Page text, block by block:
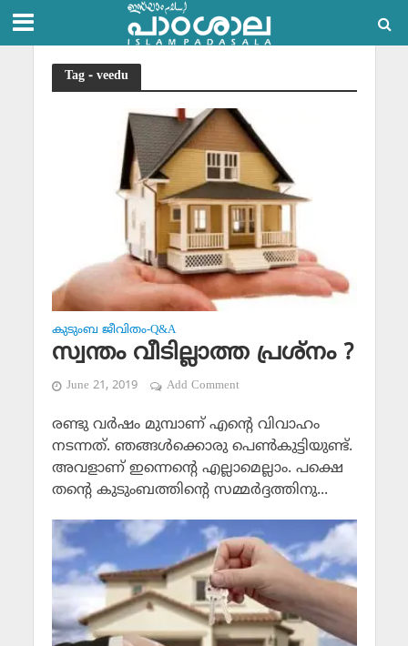
Tag - veedu
കുടുംബ ജീവിതം-Q&A
സ്വന്തം വീടില്ലാത്ത പ്രശ്നം ?
June 21, 2019 Add Comment
രണ്ടു വര്‍ഷം മുമ്പാണ്‌ എന്റെ വിവാഹം
നടന്നത്‌. ഞങ്ങള്‍ക്കൊരു പെണ്‍കുട്ടിയുണ്ട്‌.
അവളാണ്‌ ഇന്നെന്റെ എല്ലാമെല്ലാം. പക്ഷെ
തന്റെ കുടുംബത്തിന്റെ സമ്മര്‍ദ്ദത്തിനു...